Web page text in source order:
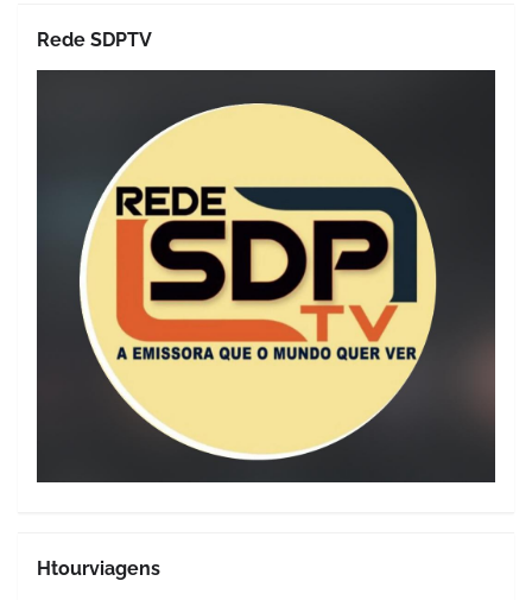
Rede SDPTV
Htourviagens